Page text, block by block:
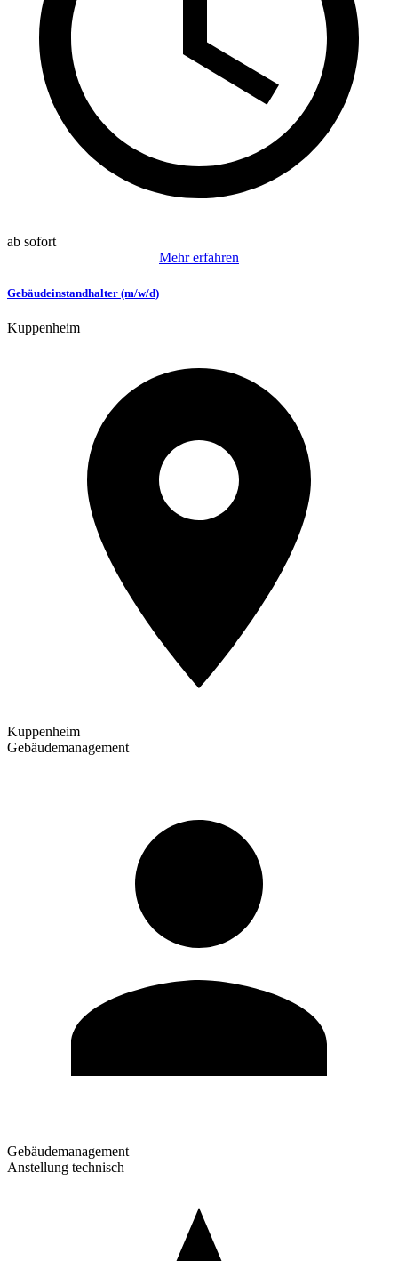
ab sofort
Mehr erfahren
Gebäudeinstandhalter (m/w/d)
Kuppenheim
Kuppenheim
Gebäudemanagement
Gebäudemanagement
Anstellung technisch